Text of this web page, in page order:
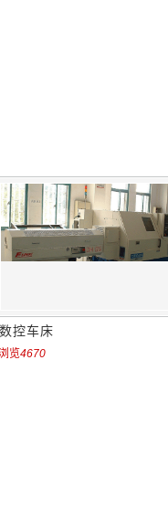
数控车床
览4670